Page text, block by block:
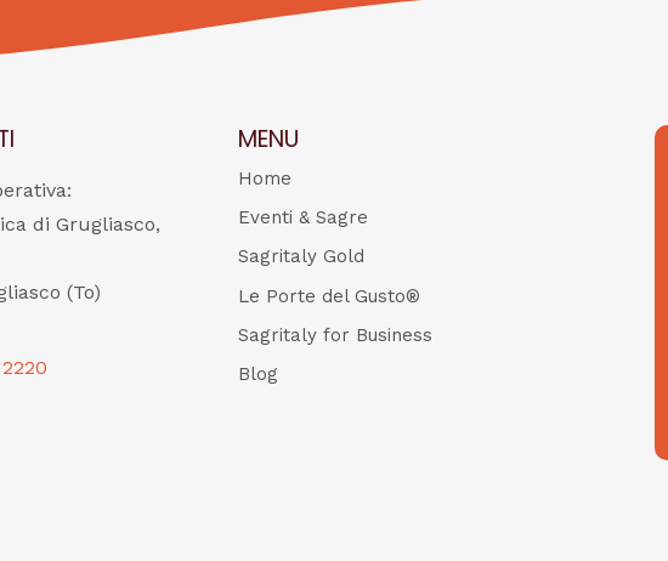
di Grugliasco,
(To)
MENU
Home
Eventi & Sagre
Sagritaly Gold
Le Porte del Gusto®
Sagritaly for Business
Blog